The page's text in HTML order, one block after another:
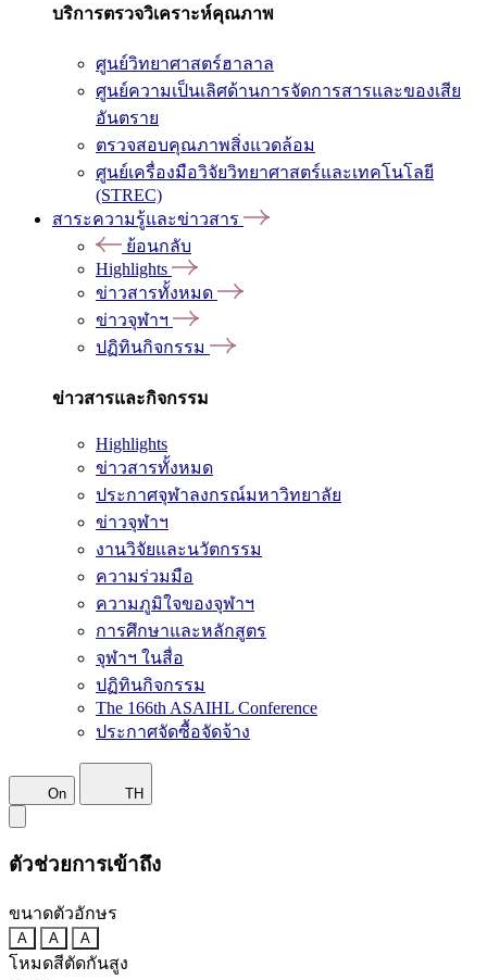
บริการตรวจวิเคราะห์คุณภาพ
ศูนย์วิทยาศาสตร์ฮาลาล
ศูนย์ความเป็นเลิศด้านการจัดการสารและของเสีย
อันตราย
ตรวจสอบคุณภาพสิ่งแวดล้อม
ศูนย์เครื่องมือวิจัยวิทยาศาสตร์และเทคโนโลยี
(STREC)
สาระความรู้และข่าวสาร
ย้อนกลับ
Highlights
ข่าวสารทั้งหมด
ข่าวจุฬาฯ
ปฏิทินกิจกรรม
ข่าวสารและกิจกรรม
Highlights
ข่าวสารทั้งหมด
ประกาศจุฬาลงกรณ์มหาวิทยาลัย
ข่าวจุฬาฯ
งานวิจัยและนวัตกรรม
ความร่วมมือ
ความภูมิใจของจุฬาฯ
การศึกษาและหลักสูตร
จุฬาฯ ในสื่อ
ปฏิทินกิจกรรม
The 166th ASAIHL Conference
ประกาศจัดซื้อจัดจ้าง
On TH
ตัวช่วยการเข้าถึง
ขนาดตัวอักษร
A A A
โหมดสีตัดกันสูง